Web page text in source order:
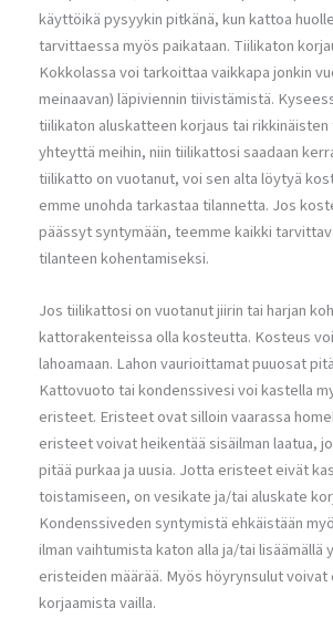
käyttöikä pysyykin pitkänä, kun kattoa
tarvittaessa myös paikataan. Tiilikaton
Kokkolassa voi tarkoittaa vaikkapa jonkin
meinaavan) läpiviennin tiivistämistä.
tiilikaton aluskatteen korjaus tai rikkinäisten
yhteyttä meihin, niin tiilikattosi saadaan
tiilikatto on vuotanut, voi sen alta löytyä
emme unohda tarkastaa tilannetta. Jos
päässyt syntymään, teemme kaikki
tilanteen kohentamiseksi.
Jos tiilikattosi on vuotanut jiirin tai harjan
kattorakenteissa olla kosteutta. Kosteus
lahoamaan. Lahon vaurioittamat puuosat
Kattovuoto tai kondenssivesi voi kastella
eristeet. Eristeet ovat silloin vaarassa
eristeet voivat heikentää sisäilman laatua,
pitää purkaa ja uusia. Jotta eristeet eivät
toistamiseen, on vesikate ja/tai aluskate
Kondenssiveden syntymistä ehkäistään
ilman vaihtumista katon alla ja/tai lisäämällä
eristeiden määrää. Myös höyrynsulut voivat
korjaamista vailla.